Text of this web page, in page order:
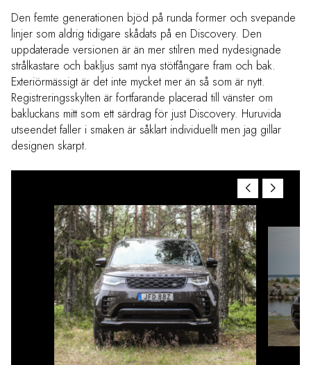
Den femte generationen bjöd på runda former och svepande
linjer som aldrig tidigare skådats på en Discovery. Den
uppdaterade versionen är än mer stilren med nydesignade
strålkastare och bakljus samt nya stötfångare fram och bak.
Exteriörmässigt är det inte mycket mer än så som är nytt.
Registreringsskylten är fortfarande placerad till vänster om
bakluckans mitt som ett särdrag för just Discovery. Huruvida
utseendet faller i smaken är såklart individuellt men jag gillar
designen skarpt.